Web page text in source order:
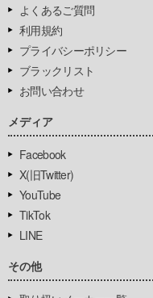
よくあるご質問
利用規約
プライバシーポリシー
ブラックリスト
お問い合わせ
メディア
Facebook
X(旧Twitter)
YouTube
TikTok
LINE
その他